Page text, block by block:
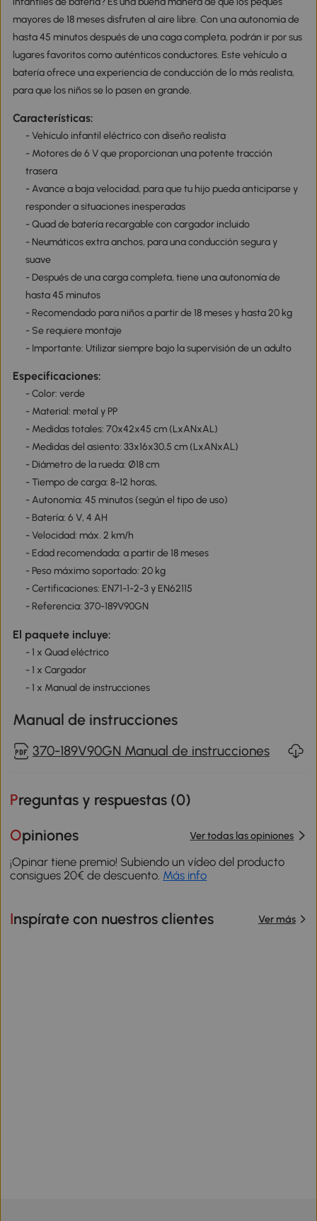
mayores de 18 meses disfruten al aire libre. Con una autonomía de
hasta 45 minutos después de una caga completa, podrán ir por sus
lugares favoritos como auténticos conductores. Este vehículo a
batería ofrece una experiencia de conducción de lo más realista,
para que los niños se lo pasen en grande.
Características:
- Vehículo infantil eléctrico con diseño realista
- Motores de 6 V que proporcionan una potente tracción
trasera
- Avance a baja velocidad, para que tu hijo pueda anticiparse y
responder a situaciones inesperadas
- Quad de batería recargable con cargador incluido
- Neumáticos extra anchos, para una conducción segura y
suave
- Después de una carga completa, tiene una autonomía de
hasta 45 minutos
- Recomendado para niños a partir de 18 meses y hasta 20 kg
- Se requiere montaje
- Importante: Utilizar siempre bajo la supervisión de un adulto
Especificaciones:
- Color: verde
- Material: metal y PP
- Medidas totales: 70x42x45 cm (LxANxAL)
- Medidas del asiento: 33x16x30,5 cm (LxANxAL)
- Diámetro de la rueda: Ø18 cm
- Tiempo de carga: 8-12 horas,
- Autonomía: 45 minutos (según el tipo de uso)
- Batería: 6 V, 4 AH
- Velocidad: máx. 2 km/h
- Edad recomendada: a partir de 18 meses
- Peso máximo soportado: 20 kg
- Certificaciones: EN71-1-2-3 y EN62115
- Referencia: 370-189V90GN
El paquete incluye:
- 1 x Quad eléctrico
- 1 x Cargador
- 1 x Manual de instrucciones
Manual de instrucciones
370-189V90GN Manual de instrucciones
Preguntas y respuestas (0)
Opiniones Ver todas las opiniones
¡Opinar tiene premio! Subiendo un vídeo del producto
consigues 20€ de descuento. Más info
Inspírate con nuestros clientes Ver más